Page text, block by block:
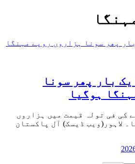
بار پھر سونا
ہوگیا
کی فی تولہ قیمت میں ہزاروں
لاہور(ویب ڈیسک) آل پاکستان